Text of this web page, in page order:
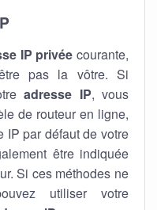
IP privée courante,
pas la vôtre. Si
adresse IP, vous
de routeur en ligne,
IP par défaut de votre
être indiquée
Si ces méthodes ne
utiliser votre